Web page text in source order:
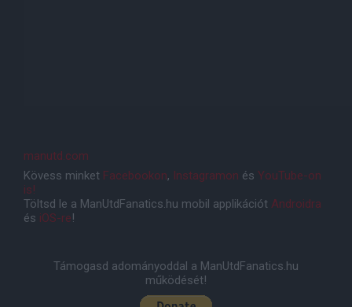
manutd.com
Kövess minket Facebookon, Instagramon és YouTube-on
is!
Töltsd le a ManUtdFanatics.hu mobil applikációt Androidra
és iOS-re!
Támogasd adományoddal a ManUtdFanatics.hu
működését!